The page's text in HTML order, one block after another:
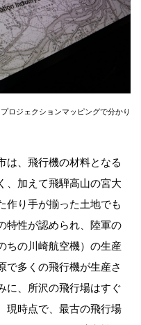
ロジェクションマッピングで分かり
は、飛行機の材料となる
、加えて飛騨高山の宮大
作り手が揃った土地でも
特性が認められ、陸軍の
ちの川崎航空機）の生産
で多くの飛行機が生産さ
に、所沢の飛行場はすぐ
現時点で、最古の飛行場